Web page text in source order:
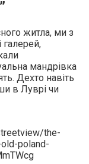
житла, ми з
галерей,
мандрівка
Дехто навіть
в Луврі чи
the-
poland-